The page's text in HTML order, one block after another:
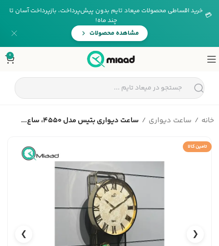
💳 خرید اقساطی محصولات میعاد تایم بدون پیش‌پرداخت، بازپرداخت آسان تا
چند ماه!
مشاهده محصولات
0
خانه ساعت دیواری ساعت دیواری بتیس مدل 4550، ساع...
تامین کالا
❮
❯